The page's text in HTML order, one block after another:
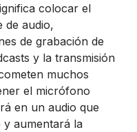
colocar el
de audio,
de grabación de
y la transmisión
muchos
el micrófono
en un audio que
y aumentará la